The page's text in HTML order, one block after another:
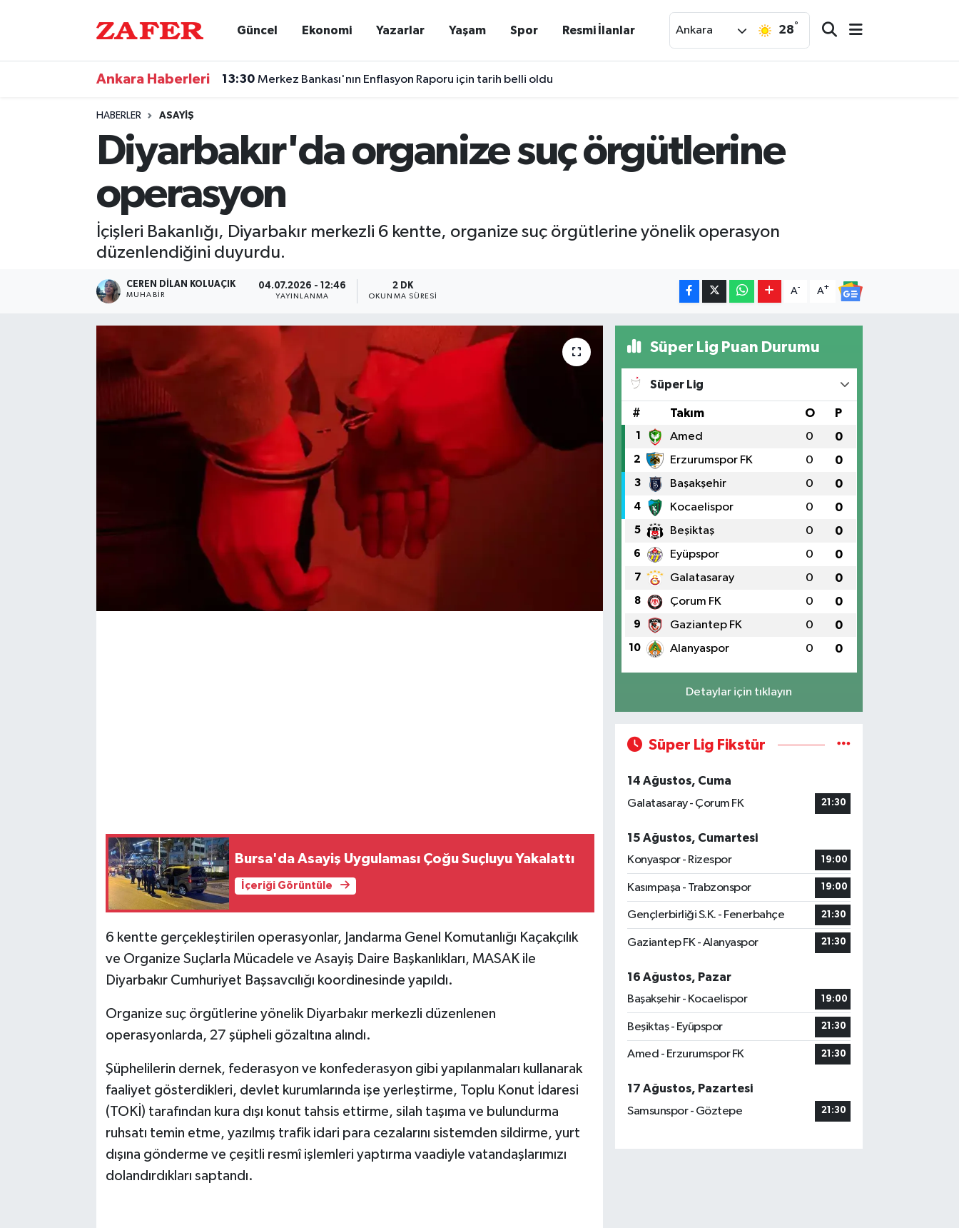
Güncel Ekonomi Yazarlar Yaşam Spor Resmi İlanlar Ankara 28°
Ankara Haberleri 13:30 Merkez Bankası'nın Enflasyon Raporu için tarih belli oldu
HABERLER ASAYIŞ
Diyarbakır'da organize suç örgütlerine
operasyon
İçişleri Bakanlığı, Diyarbakır merkezli 6 kentte, organize suç örgütlerine yönelik operasyon
düzenlendiğini duyurdu.
CEREN DILAN KOLUAÇIK
MUHABIR
04.07.2026 - 12:46
YAYINLANMA
2 DK
OKUNMA SÜRESI
A- A+
Bursa'da Asayiş Uygulaması Çoğu Suçluyu Yakalattı
İçeriği Görüntüle
6 kentte gerçekleştirilen operasyonlar, Jandarma Genel Komutanlığı Kaçakçılık
ve Organize Suçlarla Mücadele ve Asayiş Daire Başkanlıkları, MASAK ile
Diyarbakır Cumhuriyet Başsavcılığı koordinesinde yapıldı.
Organize suç örgütlerine yönelik Diyarbakır merkezli düzenlenen
operasyonlarda, 27 şüpheli gözaltına alındı.
Şüphelilerin dernek, federasyon ve konfederasyon gibi yapılanmaları kullanarak
faaliyet gösterdikleri, devlet kurumlarında işe yerleştirme, Toplu Konut İdaresi
(TOKİ) tarafından kura dışı konut tahsis ettirme, silah taşıma ve bulundurma
ruhsatı temin etme, yazılmış trafik idari para cezalarını sistemden sildirme, yurt
dışına gönderme ve çeşitli resmî işlemleri yaptırma vaadiyle vatandaşlarımızı
dolandırdıkları saptandı.
Süper Lig Puan Durumu
Süper Lig
# Takım O P
1 Amed 0 0
2 Erzurumspor FK 0 0
3 Başakşehir 0 0
4 Kocaelispor 0 0
5 Beşiktaş 0 0
6 Eyüpspor 0 0
7 Galatasaray 0 0
8 Çorum FK 0 0
9 Gaziantep FK 0 0
10 Alanyaspor 0 0
Detaylar için tıklayın
Süper Lig Fikstür
14 Ağustos, Cuma
Galatasaray - Çorum FK
21:30
15 Ağustos, Cumartesi
Konyaspor - Rizespor
19:00
Kasımpaşa - Trabzonspor 19:00
Gençlerbirliği S.K. - Fenerbahçe 21:30
Gaziantep FK - Alanyaspor 21:30
16 Ağustos, Pazar
Başakşehir - Kocaelispor
19:00
Beşiktaş - Eyüpspor 21:30
Amed - Erzurumspor FK 21:30
17 Ağustos, Pazartesi
Samsunspor - Göztepe
21:30
Trafik Durumu
Süper Lig Puan Durumu ve Fikstür
Tüm Manşetler